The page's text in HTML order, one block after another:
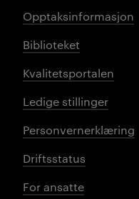
Opptaksinformasjon
Biblioteket
Kvalitetsportalen
Ledige stillinger
Personvernerklæring
Driftsstatus
For ansatte